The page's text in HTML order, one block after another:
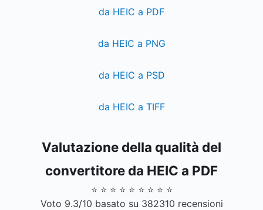
da HEIC a PDF
da HEIC a PNG
da HEIC a PSD
da HEIC a TIFF
Valutazione della qualità del
convertitore da HEIC a PDF
⭐ ⭐ ⭐ ⭐ ⭐ ⭐ ⭐ ⭐ ⭐
Voto 9.3/10 basato su 382310 recensioni